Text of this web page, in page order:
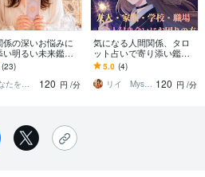
係の深いお悩みに
明るい未来鑑定
家庭内/会社/義実
/元嫁/元夫/近所/マ
校
(23)
あなたをいつも見守る専属の相談相手
120 円 /分
気になる人間関係、タロ
ット占いで寄り添い鑑定
します 5分〜でもOK(*´꒳`
*) 家族/友人/職場のお悩み
相談
5.0 (4)
リイ Mysterious W 120 円 /分